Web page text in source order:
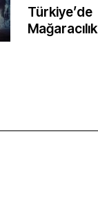
Türkiye’de
Mağaracılık